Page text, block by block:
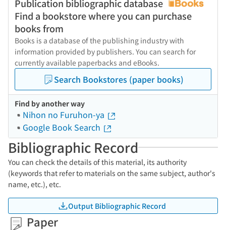
Publication bibliographic database
Find a bookstore where you can purchase
books from
Books is a database of the publishing industry with
information provided by publishers. You can search for
currently available paperbacks and eBooks.
Search Bookstores (paper books)
Find by another way
Nihon no Furuhon-ya
Google Book Search
Bibliographic Record
You can check the details of this material, its authority
(keywords that refer to materials on the same subject, author's
name, etc.), etc.
Output Bibliographic Record
Paper